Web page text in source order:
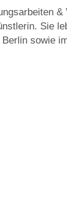
&
Sie
sowie